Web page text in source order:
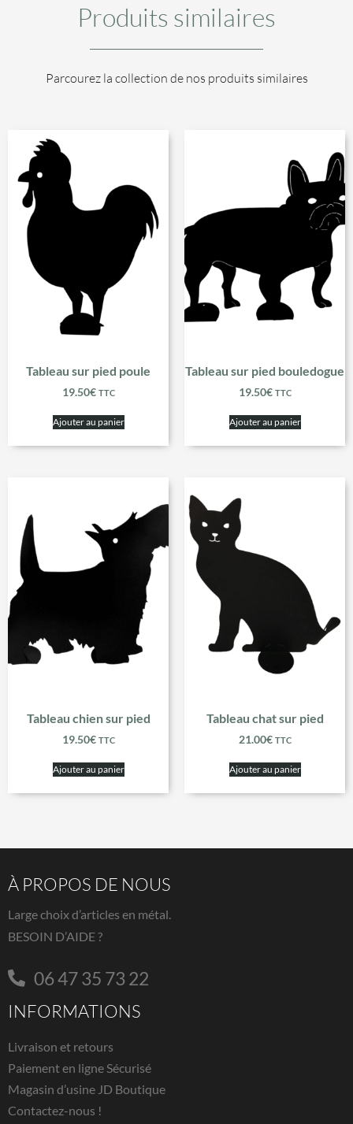
Produits similaires
Parcourez la collection de nos produits similaires
Tableau sur pied poule
19.50€ TTC
Ajouter au panier
Tableau sur pied bouledogue
19.50€ TTC
Ajouter au panier
Tableau chien sur pied
19.50€ TTC
Ajouter au panier
Tableau chat sur pied
21.00€ TTC
Ajouter au panier
À PROPOS DE NOUS
Large choix d’articles en métal.
BESOIN D’AIDE ?
06 47 35 73 22
INFORMATIONS
Livraison et retours
Paiement en ligne Sécurisé
Magasin d’usine JD Boutique
Contactez-nous !